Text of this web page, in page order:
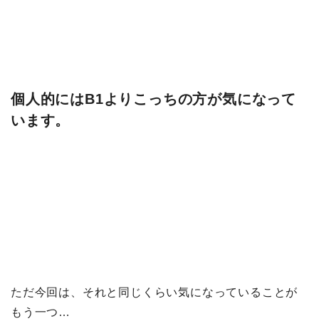
個人的にはB1よりこっちの方が気になって
います。
ただ今回は、それと同じくらい気になっていることが
もう一つ…